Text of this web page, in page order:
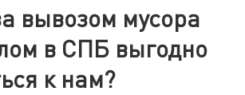
вывозом мусора
в СПБ выгодно
к нам?